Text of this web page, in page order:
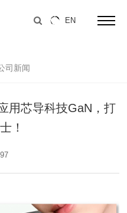
EN
司新闻
用芯导科技GaN，打
！